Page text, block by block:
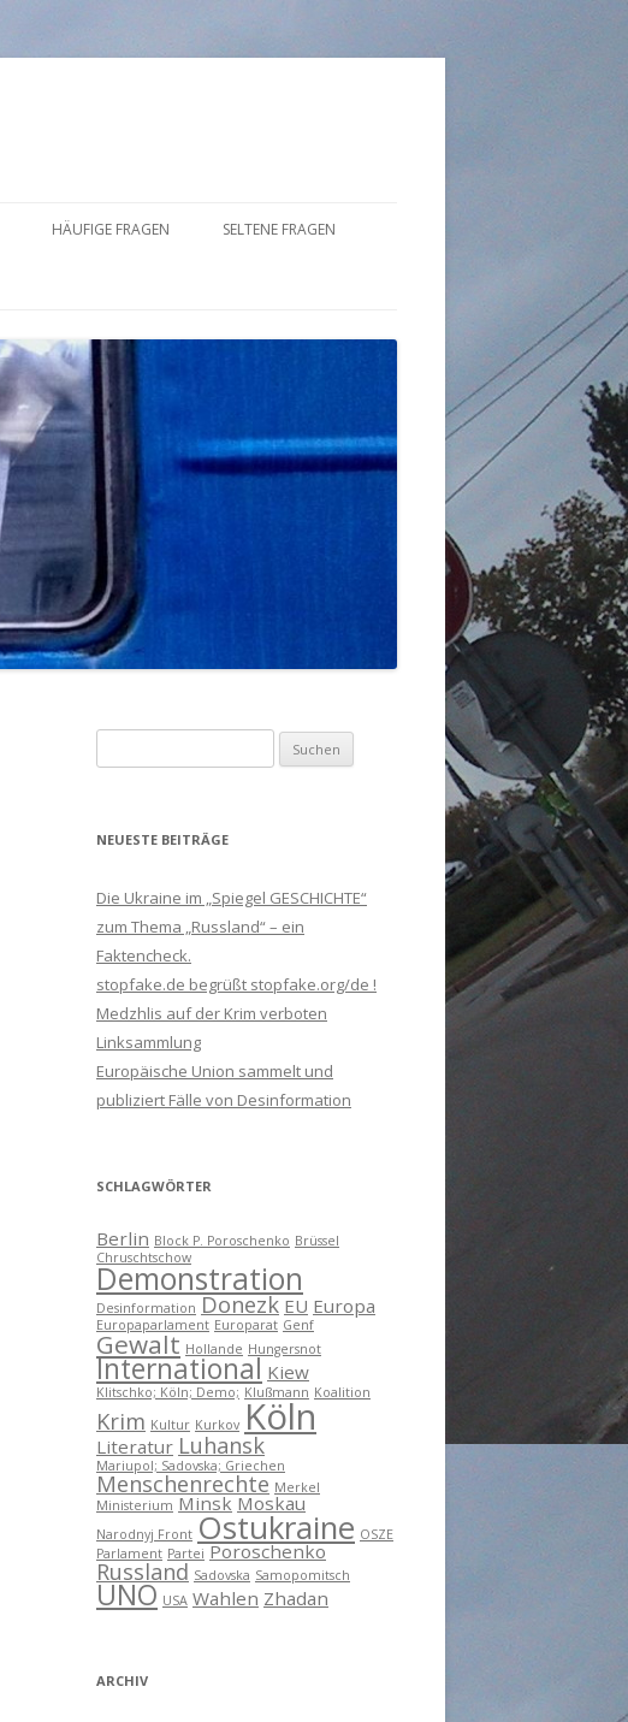
HÄUFIGE FRAGEN SELTENE FRAGEN
nach:
NEUESTE BEITRÄGE
Die Ukraine im „Spiegel GESCHICHTE“
zum Thema „Russland“ – ein
Faktencheck.
stopfake.de begrüßt stopfake.org/de !
Medzhlis auf der Krim verboten
Linksammlung
Europäische Union sammelt und
publiziert Fälle von Desinformation
SCHLAGWÖRTER
Berlin Block P. Poroschenko Brüssel
Chruschtschow
Demonstration
Desinformation Donezk EU Europa
Europaparlament Europarat Genf
Gewalt Hollande Hungersnot
International Kiew
Klitschko; Köln; Demo; Klußmann Koalition
Krim Kultur Kurkov Köln
Literatur Luhansk
Mariupol; Sadovska; Griechen
Menschenrechte Merkel
Ministerium Minsk Moskau
Narodnyj Front Ostukraine OSZE
Parlament Partei Poroschenko
Russland Sadovska Samopomitsch
UNO USA Wahlen Zhadan
ARCHIV